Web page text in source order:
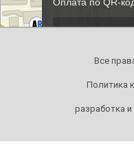
Все
Политика
разработка